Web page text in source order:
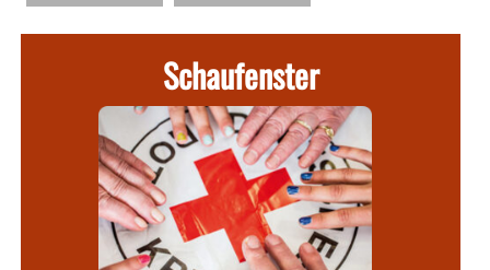
Schaufenster